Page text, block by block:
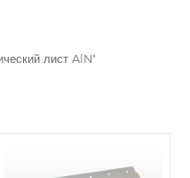
лист AlN"